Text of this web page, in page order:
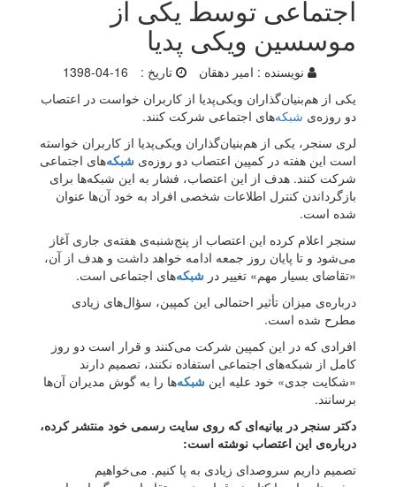
اجتماعی توسط یکی از
موسسین ویکی‌ پدیا
نویسنده : امیر دهقان تاریخ :
1398-04-16
یکی از هم‌‌بنیان‌گذاران ویکی‌پدیا از کاربران خواست در اعتصاب
دو روزه‌ی شبکه‌های اجتماعی شرکت کنند.
لری سنجر، یکی از هم‌‌بنیان‌گذاران ویکی‌پدیا از کاربران خواسته
است این هفته در کمپین اعتصاب دو روزه‌ی شبکه‌های اجتماعی
شرکت کنند. هدف از این اعتصاب، فشار به این شبکه‌ها برای
بازگرداندن کنترل اطلاعات شخصی افراد به خود آن‌ها عنوان
شده است.
سنجر اعلام کرده این اعتصاب از پنج‌شنبه‌ی هفته‌ی جاری آغاز
می‌شود و تا پایان روز جمعه ادامه خواهد داشت و هدف از آن،
«تقاضای بسیار مهم» تغییر در شبکه‌های اجتماعی است.
درباره‌ی میزان تأثیر احتمالی این کمپین، سؤال‌های زیادی
مطرح شده است.
افرادی که در این کمپین شرکت می‌کنند و قرار است دو روز
کامل از شبکه‌های اجتماعی استفاده نکنند، تصمیم دارند
«شکایت جدی» خود علیه این شبکه‌ها را به گوش مدیران آن‌ها
برسانند.
دکتر سنجر در بیانیه‌ای که روی سایت رسمی خود منتشر کرده،
درباره‌ی این اعتصاب نوشته است:
تصمیم داریم سروصدای زیادی به پا کنیم. می‌خواهیم